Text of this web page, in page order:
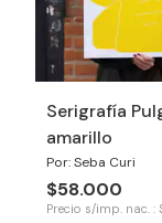
Serigrafía
amarillo
Por: Seba Curi
$58.000
Precio s/imp. nac. :